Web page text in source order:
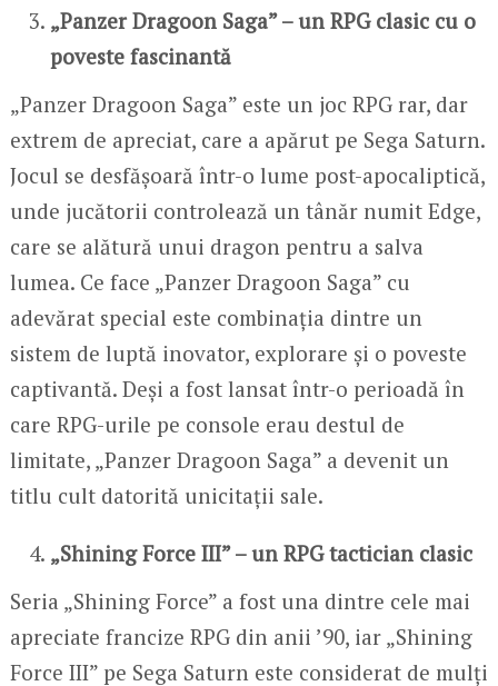
„Panzer Dragoon Saga” – un RPG clasic cu o
poveste fascinantă
„Panzer Dragoon Saga” este un joc RPG rar, dar
extrem de apreciat, care a apărut pe Sega Saturn.
Jocul se desfășoară într-o lume post-apocaliptică,
unde jucătorii controlează un tânăr numit Edge,
care se alătură unui dragon pentru a salva
lumea. Ce face „Panzer Dragoon Saga” cu
adevărat special este combinația dintre un
sistem de luptă inovator, explorare și o poveste
captivantă. Deși a fost lansat într-o perioadă în
care RPG-urile pe console erau destul de
limitate, „Panzer Dragoon Saga” a devenit un
titlu cult datorită unicitații sale.
„Shining Force III” – un RPG tactician clasic
Seria „Shining Force” a fost una dintre cele mai
apreciate francize RPG din anii ’90, iar „Shining
Force III” pe Sega Saturn este considerat de mulți